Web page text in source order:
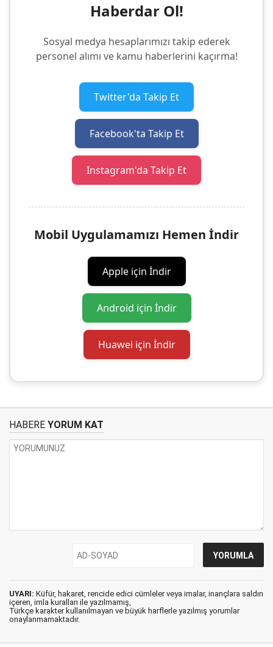
Haberdar Ol!
Sosyal medya hesaplarımızı takip ederek
personel alımı ve kamu haberlerini kaçırma!
Twitter'da Takip Et
Facebook'ta Takip Et
Instagram'da Takip Et
Mobil Uygulamamızı Hemen İndir
Apple için İndir
Android için İndir
Huawei için İndir
HABERE YORUM KAT
UYARI: Küfür, hakaret, rencide edici cümleler veya imalar, inançlara saldırı
içeren, imla kuralları ile yazılmamış,
Türkçe karakter kullanılmayan ve büyük harflerle yazılmış yorumlar
onaylanmamaktadır.